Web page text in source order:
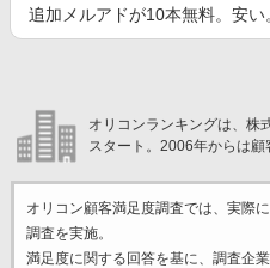
追加メルアドが10本無料。安い
オリコンランキングは、株
スタート。2006年からは顧
オリコン顧客満足度調査では、実際
調査を実施。
満足度に関する回答を基に、調査企業